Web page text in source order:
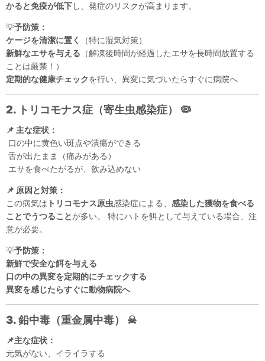
かると免疫が低下し、発症のリスクが高まります。
💡予防策：
ケージを清潔に置く
（特に湿気対策）
新鮮なエサを与える （解凍後時間が経過したエサを長時間放置する
ことは厳禁！）
定期的な健康チェックを行い、異変に気づいたらすぐに病院へ
2. トリコモナス症（寄生虫感染症） 🦠
📌 主な症状：
口の中に黄色い斑点や潰瘍ができる
舌が出たまま（痛みがある）
エサを食べたがるが、飲み込めない
📌 原因と対策：
この病気は トリコモナス原虫感染症による、 感染した獲物を食べる
ことでうつることが多い。 特にハトを餌として与えている場合、注
意が必要。
💡予防策：
新鮮で安全な餌を与える
口の中の異変を定期的にチェックする
異変を感じたらすぐに動物病院へ
3. 鉛中毒（重金属中毒） ☠
📌主な症状：
元気がない、イライラする